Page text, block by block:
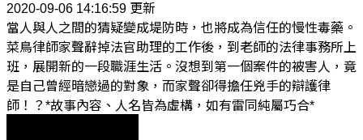
2020-09-06 14:16:59 更新
當人與人之間的猜疑變成堤防時，也將成為信任的慢性毒藥。
菜鳥律師家聲辭掉法官助理的工作後，到老師的法律事務所上
班，展開新的一段職涯生活。沒想到第一個案件的被害人，竟
是自己曾經暗戀過的對象，而家聲卻得擔任兇手的辯護律
師！？*故事內容、人名皆為虛構，如有雷同純屬巧合*